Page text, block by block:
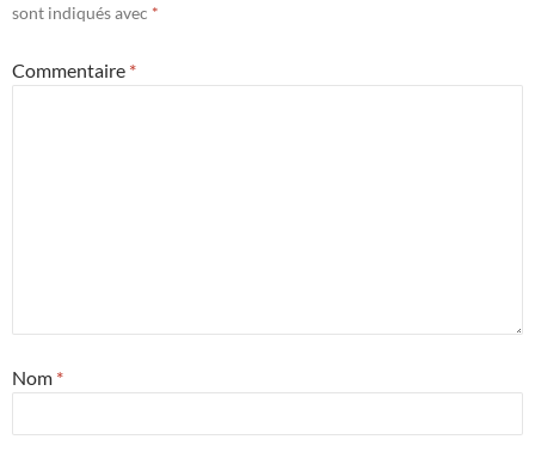
sont indiqués avec *
Commentaire *
Nom *